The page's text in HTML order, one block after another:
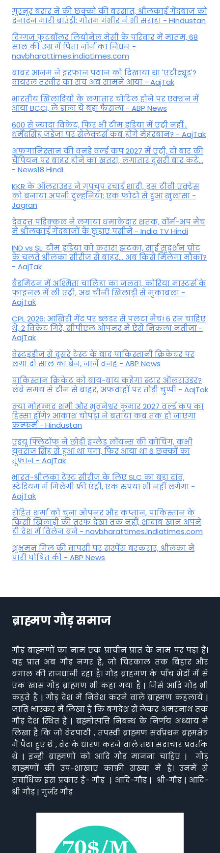
गुरनूर बरार ने की छक्कों की बरसात, श्रीलंकाई गेंदबाज को
दनादन मारी बाउंड्री; गौतम गंभीर ने भी सराहा - Hindustan
दिग्गज फुटबॉलर लियोनेल मेसी के परिवार में मातम, 68
साल की उम्र में पिता जॉर्ज का निधन -
navbharattimes.indiatimes.com
बाबर आजम ने इरफान पठान को दिखाया था 'एटीट्यूड'?
वायरल तस्वीर का सच अब सामने आया - AajTak
भारतीय खिलाड़ियों के लगातार चोटिल होने पर एक्शन में
आया BCCI, ले डाला ये बड़ा फैसला - ABP News
600 से ज्यादा विकेट, फिर भी टीम इंडिया में एंट्री नहीं...
धर्मेंद्रसिंह जडेजा पर सेलेक्टर्स कब होंगे मेहरबान? - AajTak
अफगानिस्तान की वनडे वर्ल्ड कप 2027 में एंट्री, दो बार की
चैंपियन पर बाहर होने का खतरा, लगातार दूसरी बार कटे...
- News18 Hindi
KKR के ऑलराउंडर ने गुपचुप रचाई शादी, इस टीवी एक्ट्रेस
को बनाया अपनी दुल्हनिया; एक फोटो से हुआ खुलासा -
Jagran
देवदत्त पडिक्कल ने लगाया धमाकेदार शतक, वॉर्म-अप मैच
में श्रीलंकाई गेंदबाजों के छुड़ाए पसीने - India TV Hindi
IND vs SL: टीम इंड‍िया को करारा झटका, साई सुदर्शन चोट
के चलते श्रीलंका सीरीज से बाहर... अब किसे म‍िलेगा मौका?
- AajTak
बैडमिंटन में अश्मिता चालिहा का जलवा, कोरिया मास्टर्स के
फाइनल में ली एंट्री, अब चीनी खिलाड़ी से मुकाबला -
AajTak
CPL 2026: आखिरी गेंद पर ब्लंडर से पलटा मैच! 6 रन चाहिए
थे, 2 विकेट गिरे, सीपीएल ओपनर में ऐसे न‍िकला नतीजा -
AajTak
वेस्टइंडीज से दूसरे टेस्ट के बाद पाकिस्तानी क्रिकेटर पर
लगा दो साल का बैन, जानें वजह - ABP News
पाकिस्तान क्रिकेट को बाय-बाय कहेगा स्टार ऑलराउंडर?
लंबे समय से टीम से बाहर, अफवाहों पर तोड़ी चुप्पी - AajTak
क्या मोहम्मद शमी और भुवनेश्वर कुमार 2027 वर्ल्ड कप का
हिस्सा होंगे? आकाश चोपड़ा ने बताया कब तक हो जाएगा
कन्फर्म - Hindustan
एंड्रयू फ्लिंटॉफ ने छोड़ी इंग्लैंड लॉयन्स की कोच‍िंग, कभी
युवराज सिंह से हुआ था पंगा, फ‍िर आया था 6 छक्कों का
तूफान - AajTak
भारत-श्रीलंका टेस्ट सीरीज के लिए SLC का बड़ा दांव,
स्टेडियम में मिलेगी फ्री एंट्री, एक रुपया भी नहीं लगेगा -
AajTak
रोहित शर्मा को चुना ओपनर और कप्तान, पाकिस्तान के
किसी खिलाड़ी की तरफ देखा तक नहीं, शादाब खान अपने
ही देश में विलेन बने - navbharattimes.indiatimes.com
शुभमन गिल की वापसी पर सस्पेंस बरकरार, श्रीलंका ने
पारी घोषित की - ABP News
ब्राह्मण गौड़ समाज
गौड़ ब्राह्मणों का नाम एक प्राचीन प्रांत के नाम पर पड़ा है।
यह प्रांत अब गौड़ नगर है, जो चिरकाल तक बिहार और
बंगाल की राजधानी रहा है। गौड़ ब्राहमण के पाँच भेदों में से
एक खास गौड़ ब्राह्मण भी कहा गया है | जिसे आदि गौड़ भी
कहते हैं | गौड़ देश में निवेश करने वाले ब्राह्मण कहलाये |
जाति भास्कर मैं लिखा है कि बंगदेश से लेकर अमरनाथ तक
गौड़ देश स्थित है | ब्रह्मोत्पत्ति निबन्ध के निर्णय अध्याय मैं
लिखा है कि जो वेदपाठी , तपस्वी ब्राह्मण सर्वप्रथम ब्रह्मक्षेत्र
मैं पैदा हुए थे , वेद के धारण करने वाले तथा सदाचार प्रवर्तक
थे | इन्ही ब्राह्मणो को आदि गौड़ मानना चाहिए | गौड़
ब्राह्मणों की उप-शाखाएं काफ़ी संख्या में हैं। उनमें से
सर्वाधिक इस प्रकार हैं- गौड़ | आदि-गौड़ | श्री-गौड़ | आदि-
श्री गौड़ | गुर्जर गौड़